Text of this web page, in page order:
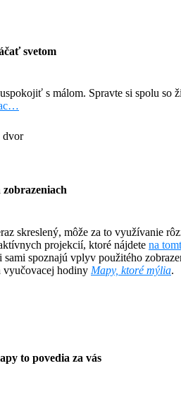
svetom
s málom. Spravte si spolu so
skreslený, môže za to využívanie
projekcií, ktoré nájdete na
sami spoznajú vplyv použitého
vyučovacej hodiny Mapy, ktoré mýlia.
to povedia za vás